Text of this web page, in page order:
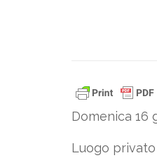
Domenica 16
Luogo